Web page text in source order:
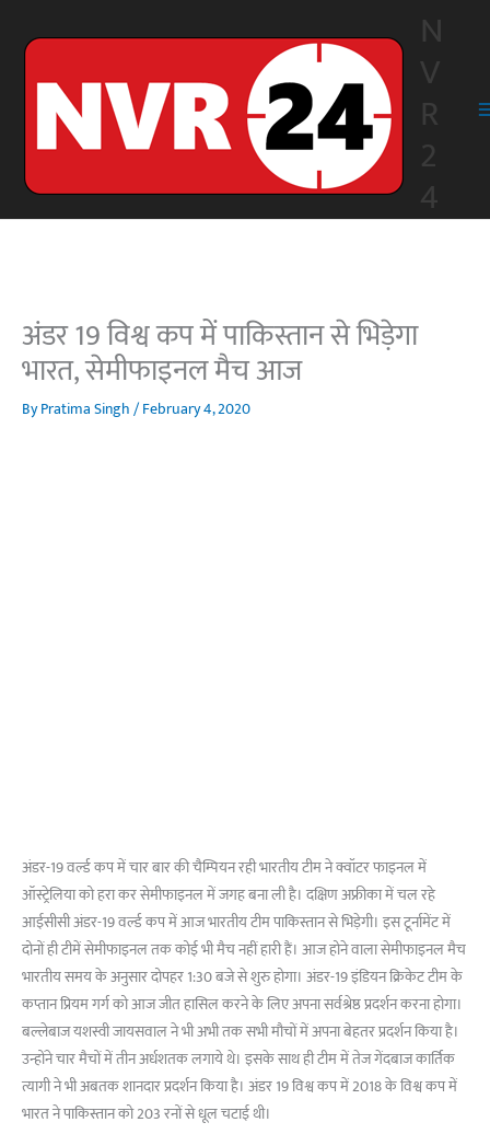
N
V
R
2
4
अंडर 19 विश्व कप में पाकिस्तान से भिड़ेगा
भारत, सेमीफाइनल मैच आज
ByPratima Singh/February 4, 2020
अंडर-19 वर्ल्ड कप में चार बार की चैम्पियन रही भारतीय टीम ने क्वॉटर फाइनल में
ऑस्ट्रेलिया को हरा कर सेमीफाइनल में जगह बना ली है। दक्षिण अफ्रीका में चल रहे
आईसीसी अंडर-19 वर्ल्ड कप में आज भारतीय टीम पाकिस्तान से भिड़ेगी। इस टूर्नामेंट में
दोनों ही टीमें सेमीफाइनल तक कोई भी मैच नहीं हारी हैं। आज होने वाला सेमीफाइनल मैच
भारतीय समय के अनुसार दोपहर 1:30 बजे से शुरु होगा। अंडर-19 इंडियन क्रिकेट टीम के
कप्तान प्रियम गर्ग को आज जीत हासिल करने के लिए अपना सर्वश्रेष्ठ प्रदर्शन करना होगा।
बल्लेबाज यशस्वी जायसवाल ने भी अभी तक सभी मौचों में अपना बेहतर प्रदर्शन किया है।
उन्होंने चार मैचों में तीन अर्धशतक लगाये थे। इसके साथ ही टीम में तेज गेंदबाज कार्तिक
त्यागी ने भी अबतक शानदार प्रदर्शन किया है। अंडर 19 विश्व कप में 2018 के विश्व कप में
भारत ने पाकिस्तान को 203 रनों से धूल चटाई थी।